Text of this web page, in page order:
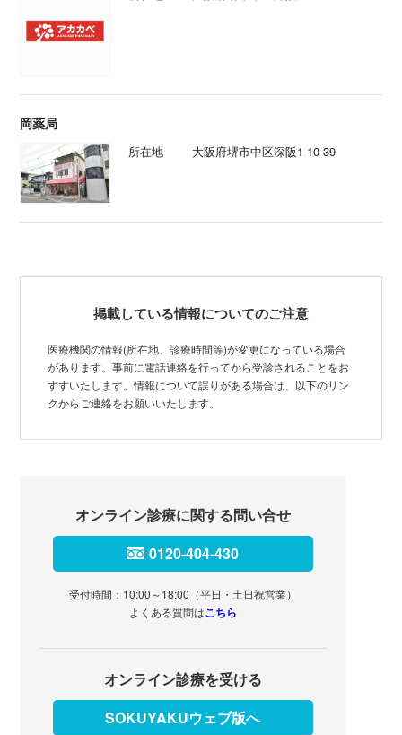
岡薬局
所在地 大阪府堺市中区深阪1-10-39
掲載している情報についてのご注意
医療機関の情報(所在地、診療時間等)が変更になっている場合
があります。事前に電話連絡を行ってから受診されることをお
すすいたします。情報について誤りがある場合は、以下のリン
クからご連絡をお願いいたします。
オンライン診療に関する問い合せ
0120-404-430
受付時間：10:00～18:00（平日・土日祝営業）
よくある質問はこちら
オンライン診療を受ける
SOKUYAKUウェブ版へ